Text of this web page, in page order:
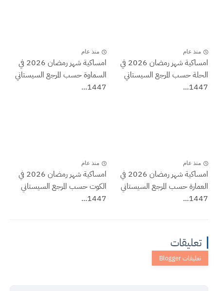
منذ عام
امساكية شهر رمضان 2026 في
الحلة حسب المرجع السيستاني
1447...
منذ عام
امساكية شهر رمضان 2026 في
السماوة حسب المرجع السيستاني
1447...
منذ عام
امساكية شهر رمضان 2026 في
العمارة حسب المرجع السيستاني
1447...
منذ عام
امساكية شهر رمضان 2026 في
الكوت حسب المرجع السيستاني
1447...
تعليقات